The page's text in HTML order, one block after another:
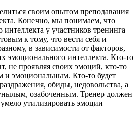
своим опытом преподавания
Конечно, мы понимаем, что
у участников тренинга
к тому, что вести себя и
в зависимости от факторов,
эмоционального интеллекта. Кто-то
не проявляя своих эмоций, кто-то
и эмоциональным. Кто-то будет
обиды, недовольства, а
озабоченным. Тренер должен
утилизировать эмоции